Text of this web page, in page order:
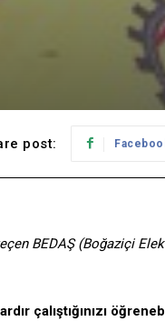
post:
BEDAŞ (Boğaziçi
çalıştığınızı